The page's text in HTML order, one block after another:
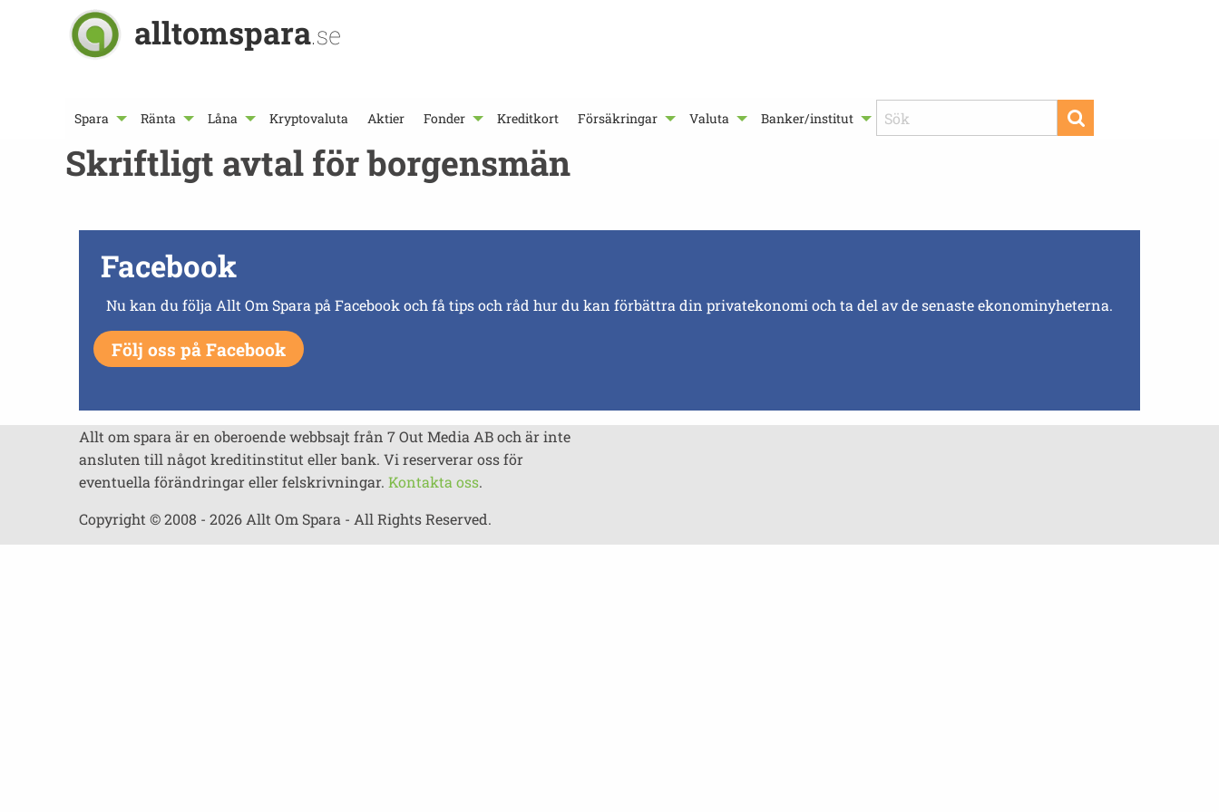
alltomspara.se
Spara Ränta Låna Kryptovaluta Aktier Fonder Kreditkort Försäkringar Valuta Banker/institut
Skriftligt avtal för borgensmän
Facebook
Nu kan du följa Allt Om Spara på Facebook och få tips och råd hur du kan förbättra din privatekonomi och ta del av de senaste ekonominyheterna.
Följ oss på Facebook
Allt om spara är en oberoende webbsajt från 7 Out Media AB och är inte
ansluten till något kreditinstitut eller bank. Vi reserverar oss för
eventuella förändringar eller felskrivningar. Kontakta oss.
Copyright © 2008 - 2026 Allt Om Spara - All Rights Reserved.